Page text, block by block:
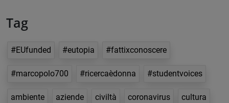
Tag
#EUfunded #eutopia #fattixconoscere
#marcopolo700 #ricercaèdonna #studentvoices
ambiente aziende civiltà coronavirus cultura